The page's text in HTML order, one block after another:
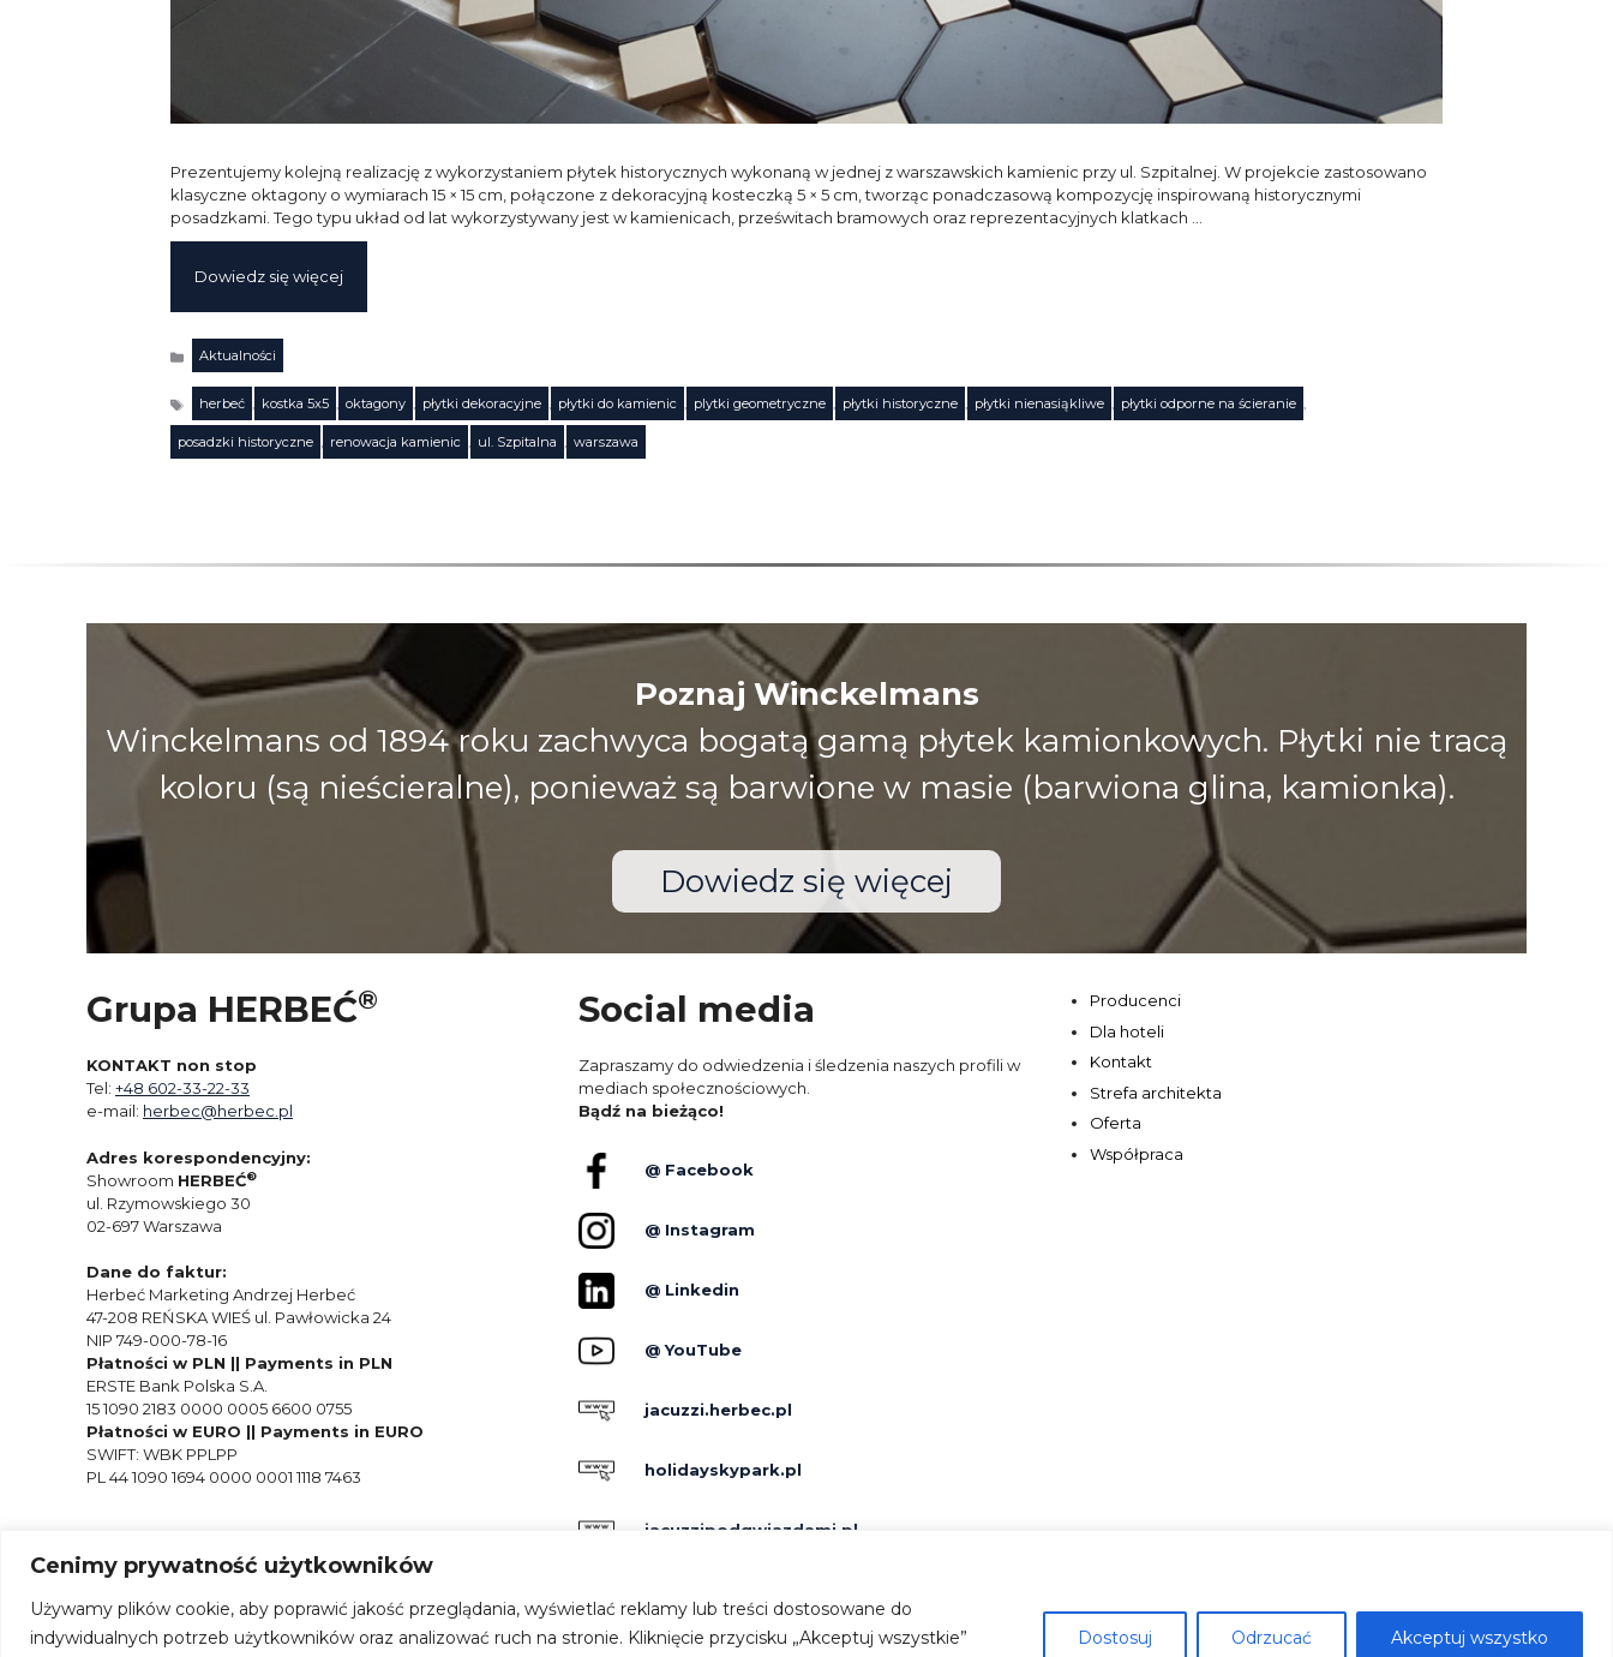
Cenimy prywatność użytkowników
Używamy plików cookie, aby poprawić jakość przeglądania, wyświetlać reklamy lub treści dostosowane do
indywidualnych potrzeb użytkowników oraz analizować ruch na stronie. Kliknięcie przycisku „Akceptuj wszystkie”
Dostosuj Odrzucać Akceptuj wszystko
Prezentujemy kolejną realizację z wykorzystaniem płytek historycznych wykonaną w jednej z warszawskich kamienic przy ul. Szpitalnej. W projekcie zastosowano
klasyczne oktagony o wymiarach 15 × 15 cm, połączone z dekoracyjną kosteczką 5 × 5 cm, tworząc ponadczasową kompozycję inspirowaną historycznymi
posadzkami. Tego typu układ od lat wykorzystywany jest w kamienicach, prześwitach bramowych oraz reprezentacyjnych klatkach …
Dowiedz się więcej
KategorieAktualności
Tagi
herbeć , kostka 5x5 , oktagony , płytki dekoracyjne , płytki do kamienic , plytki geometryczne , płytki historyczne , płytki nienasiąkliwe , płytki odporne na ścieranie ,
posadzki historyczne , renowacja kamienic , ul. Szpitalna , warszawa
Poznaj Winckelmans
Winckelmans od 1894 roku zachwyca bogatą gamą płytek kamionkowych. Płytki nie tracą
koloru (są nieścieralne), ponieważ są barwione w masie (barwiona glina, kamionka).
Dowiedz się więcej
Grupa HERBEĆ®
KONTAKT non stop
Tel: +48 602-33-22-33
e-mail: herbec@herbec.pl
Adres korespondencyjny:
Showroom HERBEĆ®
ul. Rzymowskiego 30
02-697 Warszawa
Dane do faktur:
Herbeć Marketing Andrzej Herbeć
47-208 REŃSKA WIEŚ ul. Pawłowicka 24
NIP 749-000-78-16
Płatności w PLN || Payments in PLN
ERSTE Bank Polska S.A.
15 1090 2183 0000 0005 6600 0755
Płatności w EURO || Payments in EURO
SWIFT: WBK PPLPP
PL 44 1090 1694 0000 0001 1118 7463
Social media
Zapraszamy do odwiedzenia i śledzenia naszych profili w
mediach społecznościowych.
Bądź na bieżąco!
@ Facebook
@ Instagram
@ Linkedin
@ YouTube
jacuzzi.herbec.pl
holidayskypark.pl
jacuzzipodgwiazdami.pl
Producenci
Dla hoteli
Kontakt
Strefa architekta
Oferta
Współpraca